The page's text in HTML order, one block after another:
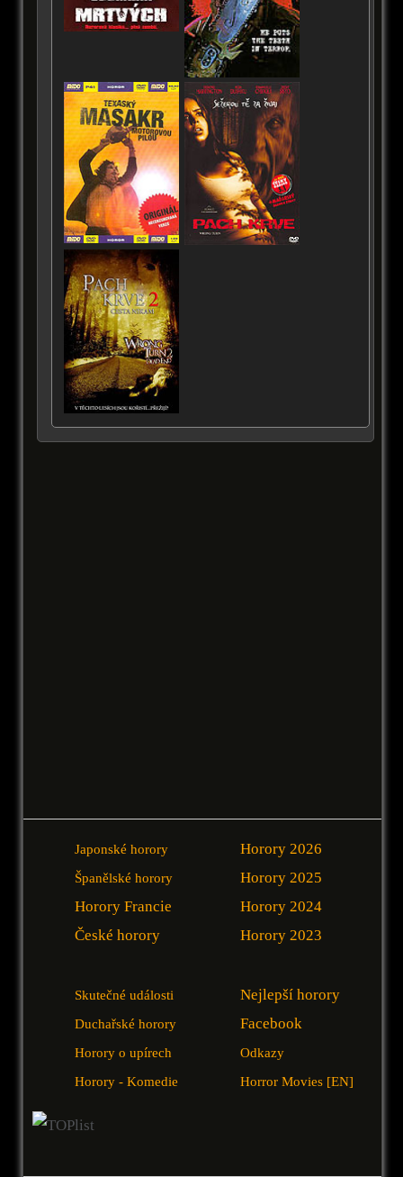
Japonské horory
Španělské horory
Horory Francie
České horory
Horory 2026
Horory 2025
Horory 2024
Horory 2023
Skutečné události
Duchařské horory
Horory o upírech
Horory - Komedie
Nejlepší horory
Facebook
Odkazy
Horror Movies [EN]